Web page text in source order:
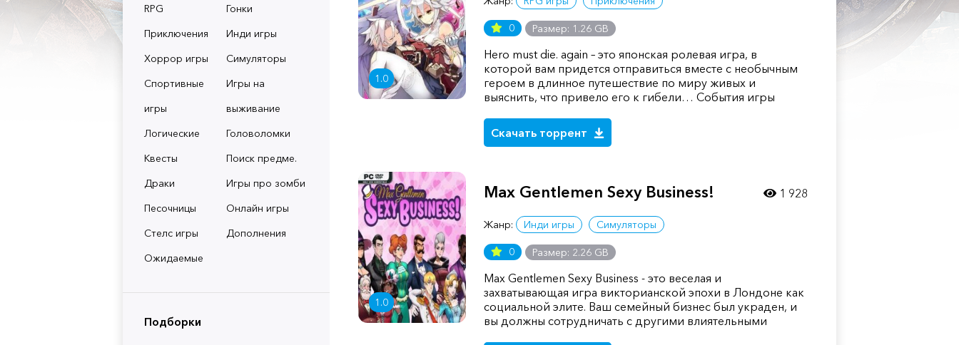
RPG
Гонки
Приключения
Инди игры
Хоррор игры
Симуляторы
Спортивные
игры
Игры на
выживание
Логические
Головоломки
Квесты
Поиск предме.
Драки
Игры про зомби
Песочницы
Онлайн игры
Стелс игры
Дополнения
Ожидаемые
Подборки
1.0
0 Размер: 1.26 GB
Hero must die. again – это японская ролевая игра, в
которой вам придется отправиться вместе с необычным
героем в длинное путешествие по миру живых и
выяснить, что привело его к гибели… События игры
Скачать торрент
1.0
Max Gentlemen Sexy Business!
Жанр: Инди игры Симуляторы
0 Размер: 2.26 GB
Max Gentlemen Sexy Business - это веселая и
захватывающая игра викторианской эпохи в Лондоне как
социальной элите. Ваш семейный бизнес был украден, и
вы должны сотрудничать с другими влиятельными
1 928